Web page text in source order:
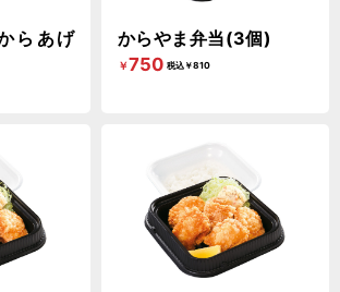
らあげ
からやま弁当(3個)
￥750 税込￥810